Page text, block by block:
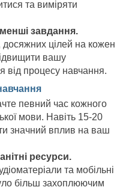
та виміряти
менші завдання.
цілей на кожен
вашу
від процесу навчання.
певний час кожного
мови. Навіть 15-20
значний вплив на ваш
ресурси.
та мобільні
більш захоплюючим